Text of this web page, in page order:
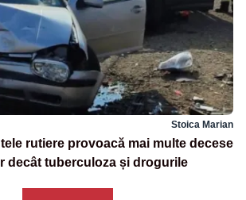
Stoica Marian
rutiere provoacă mai multe decese
decât tuberculoza și drogurile